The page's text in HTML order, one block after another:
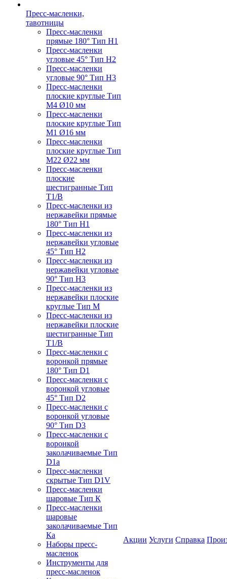
Пресс-масленки,
тавотницы
Пресс-масленки
прямые 180° Тип H1
Пресс-масленки
угловые 45° Тип H2
Пресс-масленки
угловые 90° Тип H3
Пресс-масленки
плоские круглые Тип
M4 Ø10 мм
Пресс-масленки
плоские круглые Тип
M1 Ø16 мм
Пресс-масленки
плоские круглые Тип
M22 Ø22 мм
Пресс-масленки
плоские
шестигранные Тип
T1/B
Пресс-масленки из
нержавейки прямые
180° Тип H1
Пресс-масленки из
нержавейки угловые
45° Тип H2
Пресс-масленки из
нержавейки угловые
90° Тип H3
Пресс-масленки из
нержавейки плоские
круглые Тип M
Пресс-масленки из
нержавейки плоские
шестигранные Тип
T1/B
Пресс-масленки с
воронкой прямые
180° Тип D1
Пресс-масленки с
воронкой угловые
45° Тип D2
Пресс-масленки с
воронкой угловые
90° Тип D3
Пресс-масленки с
воронкой
заколачиваемые Тип
D1a
Пресс-масленки
скрытые Тип D1V
Пресс-масленки
шаровые Тип К
Пресс-масленки
шаровые
заколачиваемые Тип
Кa
Наборы пресс-
масленок
Инструменты для
пресс-масленок
Акции Услуги Справка